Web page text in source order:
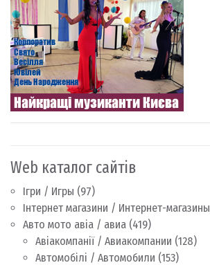
Web каталог сайтів
Ігри / Игры (97)
Інтернет магазини / Интернет-магазины
Авто мото авіа / авиа (419)
Авіакомпанії / Авиакомпании (128)
Автомобілі / Автомобили (153)